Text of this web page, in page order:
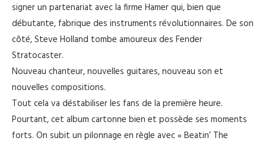
signer un partenariat avec la firme Hamer qui, bien que
débutante, fabrique des instruments révolutionnaires. De son
côté, Steve Holland tombe amoureux des Fender
Stratocaster.
Nouveau chanteur, nouvelles guitares, nouveau son et
nouvelles compositions.
Tout cela va déstabiliser les fans de la première heure.
Pourtant, cet album cartonne bien et possède ses moments
forts. On subit un pilonnage en règle avec « Beatin’ The